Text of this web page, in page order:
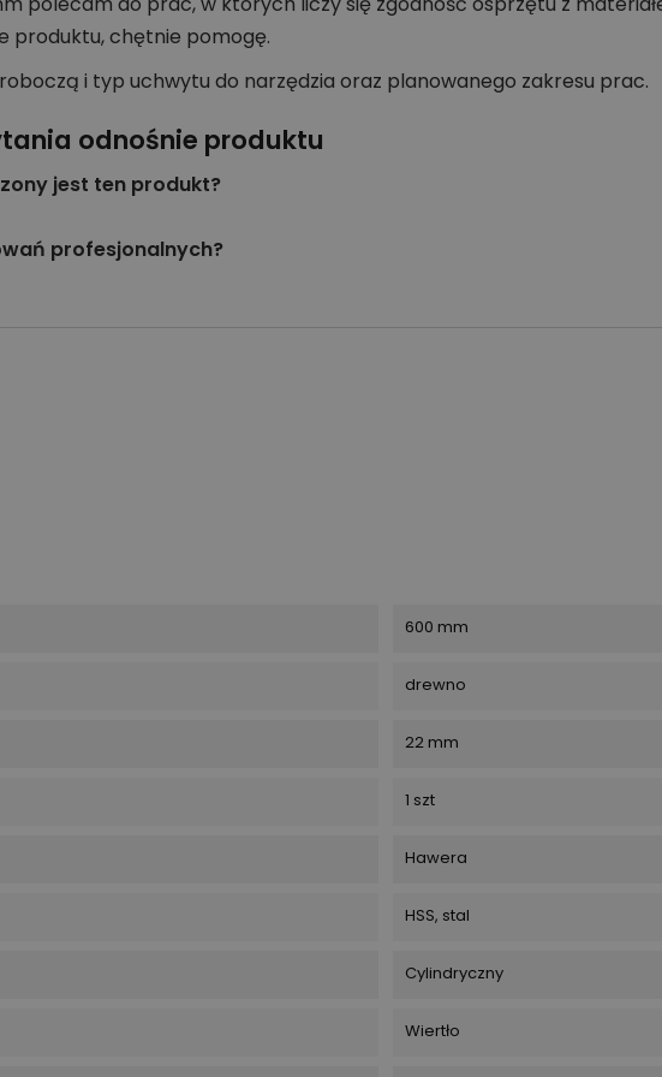
produktu, chętnie pomogę.
i typ uchwytu do narzędzia oraz planowanego zakresu prac.
odnośnie produktu
jest ten produkt?
profesjonalnych?
600 mm
drewno
22 mm
1 szt
Hawera
HSS, stal
Cylindryczny
Wiertło